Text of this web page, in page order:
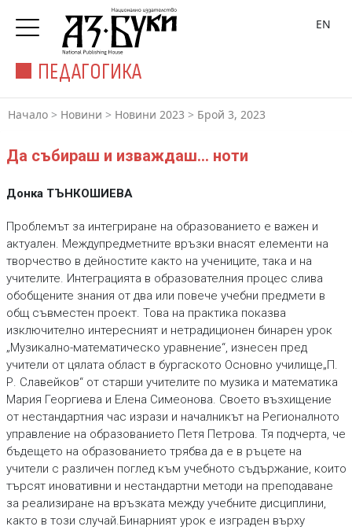
ПЕДАГОГИКА
EN
Начало > Новини > Новини 2023 > Брой 3, 2023
Да събираш и изваждаш... ноти
Донка ТЪНКОШИЕВА
Проблемът за интегриране на образованието е важен и
актуален. Междупредметните връзки внасят елементи на
творчество в дейностите както на учениците, така и на
учителите. Интеграцията в образователния процес слива
обобщените знания от два или повече учебни предмети в
общ съвместен проект. Това на практика показва
изключително интересният и нетрадиционен бинарен урок
„Музикално-математическо уравнение“, изнесен пред
учители от цялата област в бургаското Основно училище„П.
Р. Славейков“ от старши учителите по музика и математика
Мария Георгиева и Елена Симеонова. Своето възхищение
от нестандартния час изрази и началникът на Регионалното
управление на образованието Петя Петрова. Тя подчерта, че
бъдещето на образованието трябва да е в ръцете на
учители с различен поглед към учебното съдържание, които
търсят иновативни и нестандартни методи на преподаване
за реализиране на връзката между учебните дисциплини,
както в този случай.Бинарният урок е изграден върху